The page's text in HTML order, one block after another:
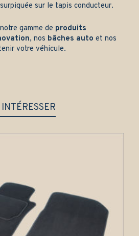
sur le tapis conducteur.
gamme de produits
, nos bâches auto et nos
votre véhicule.